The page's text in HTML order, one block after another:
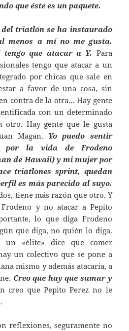
que éste es un paquete.
del triatlón se ha instaurado
menos a mí no me gusta.
que atacar a Y. Para
tengo que atacar a un
por chicas que sale en
a favor de una cosa, sin
contra de la otra… Hay gente
con un determinado
otro. Hay gente que le gusta
Magan. Yo puedo sentir
por la vida de Frodeno
de Hawaii) y mi mujer por
triatlones sprint, quedan
es más parecido al suyo.
tiene más razón que otro. Y
y no atacar a Pepito
lo que diga Frodeno
que diga, no quién lo diga.
un «élite» dice que comer
un colectivo que se pone a
mismo y además atacaría, a
Creo que hay que sumar y
creo que Pepito Perez no le
reflexiones, seguramente no